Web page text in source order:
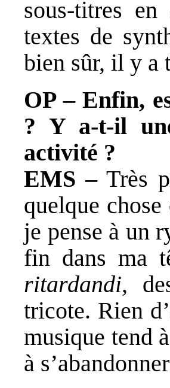
sous-titres
textes de
bien sûr, il y a
OP – Enfin,
? Y a-t-il
activité ?
EMS –Très
quelque
je pense à un
fin dans ma
ritardandi,
tricote. Rien
musique tend
à